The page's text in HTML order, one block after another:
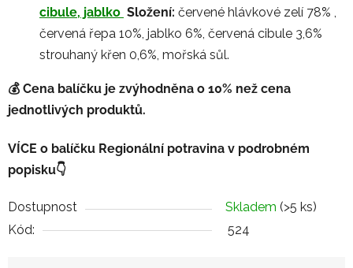
cibule, jablko Složení: červené hlávkové zelí 78% ,
červená řepa 10%, jablko 6%, červená cibule 3,6%
strouhaný křen 0,6%, mořská sůl.
💰 Cena balíčku je zvýhodněna o 10% než cena
jednotlivých produktů.
VÍCE o balíčku Regionální potravina v podrobném
popisku👇
Dostupnost Skladem (>5 ks)
Kód:
524